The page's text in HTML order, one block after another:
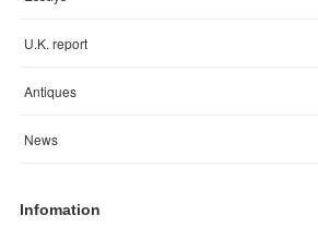
U.K. report
Antiques
News
Infomation